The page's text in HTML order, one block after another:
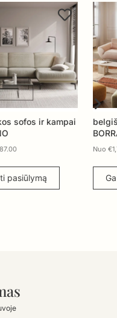
sofos ir kampai
pasiūlymą
Nuo